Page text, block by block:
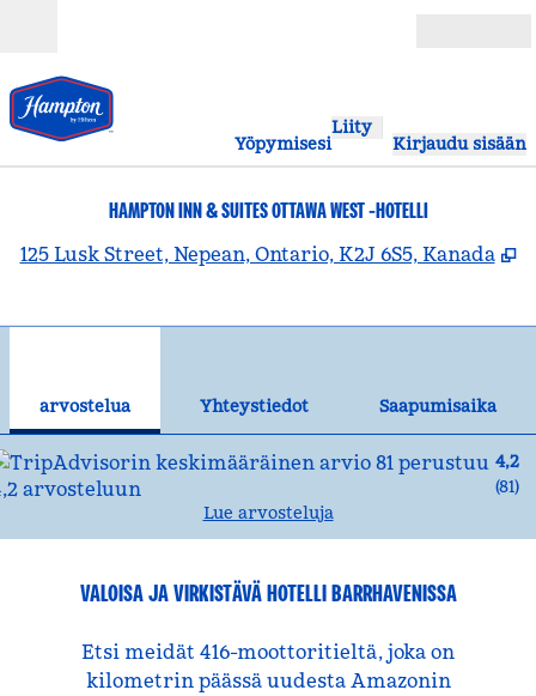
Yöpymisesi
Liity
Kirjaudu sisään
HAMPTON INN & SUITES OTTAWA WEST -HOTELLI
125 Lusk Street, Nepean, Ontario, K2J 6S5, Kanada ,
arvostelua Yhteystiedot
Saapumisaika
4,2
(81)
Lue arvosteluja
VALOISA JA VIRKISTÄVÄ HOTELLI BARRHAVENISSA
Etsi meidät 416-moottoritieltä, joka on
kilometrin päässä uudesta Amazonin